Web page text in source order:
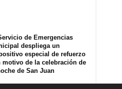
de Emergencias
despliega un
especial de refuerzo
motivo de la celebración de
de San Juan